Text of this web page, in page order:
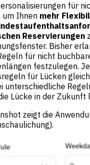
für
um Ihnen mehr
Reservierungen
Bisher
für nicht
festzulegen.
für Lücken
unterschiedliche
Lücke in der Zukunft
zeigt die